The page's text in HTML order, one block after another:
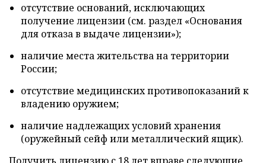
отсутствие оснований, исключающих
получение лицензии (см. раздел «Основания
для отказа в выдаче лицензии»);
наличие места жительства на территории
России;
отсутствие медицинских противопоказаний к
владению оружием;
наличие надлежащих условий хранения
(оружейный сейф или металлический ящик).